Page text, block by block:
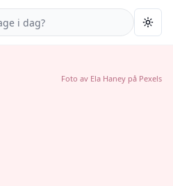
Foto av Ela Haney på Pexels